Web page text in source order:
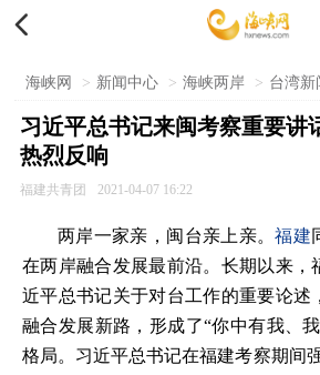

海峡网 > 新闻中心 > 海峡两岸 > 台湾新
习近平总书记来闽考察重要讲
热烈反响
福建共青团 2021-04-07 16:22
两岸一家亲，闽台亲上亲。福建
在两岸融合发展最前沿。长期以来，
近平总书记关于对台工作的重要论述
融合发展新路，形成了“你中有我、
格局。习近平总书记在福建考察期间